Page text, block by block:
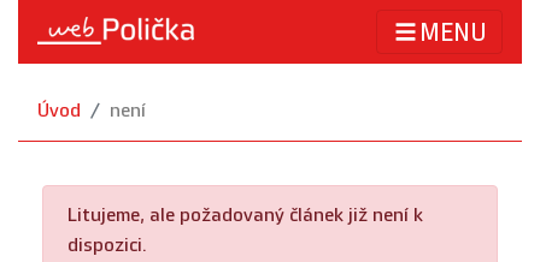
MENU
Úvod není
Litujeme, ale požadovaný článek již není k
dispozici.